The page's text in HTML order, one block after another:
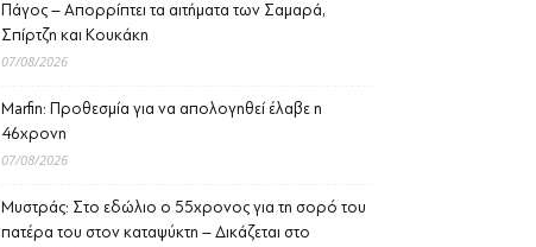
Πάγος – Απορρίπτει τα αιτήματα των Σαμαρά,
Σπίρτζη και Κουκάκη
07/08/2026
Marfin: Προθεσμία για να απολογηθεί έλαβε η
46χρονη
07/08/2026
Μυστράς: Στο εδώλιο ο 55χρονος για τη σορό του
πατέρα του στον καταψύκτη – Δικάζεται στο